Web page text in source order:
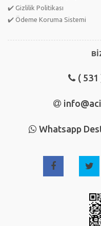
✔️ Gizlilik Politikası
✔️ Ödeme Koruma Sistemi
( 531
Whatsapp